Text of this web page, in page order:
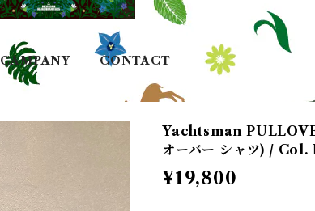
CAMPANY CONTACT
Yachtsman
オーバー シャツ) / Col.
¥19,800